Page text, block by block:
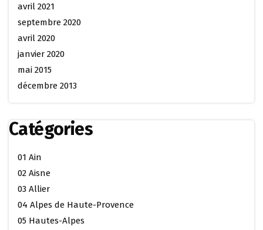
avril 2021
septembre 2020
avril 2020
janvier 2020
mai 2015
décembre 2013
Catégories
01 Ain
02 Aisne
03 Allier
04 Alpes de Haute-Provence
05 Hautes-Alpes